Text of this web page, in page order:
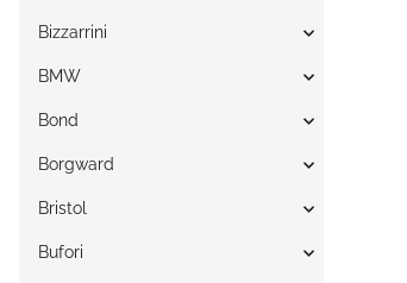
Bizzarrini
BMW
Bond
Borgward
Bristol
Bufori